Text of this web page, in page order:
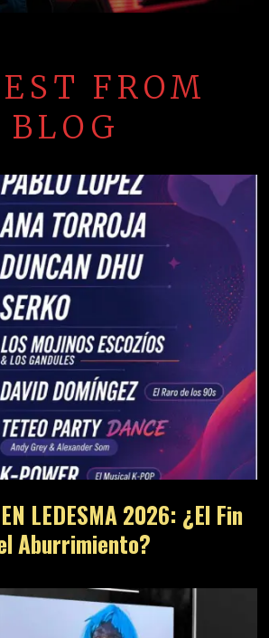
FROM
BLOG
LEDESMA 2026: ¿El Fin
Aburrimiento?